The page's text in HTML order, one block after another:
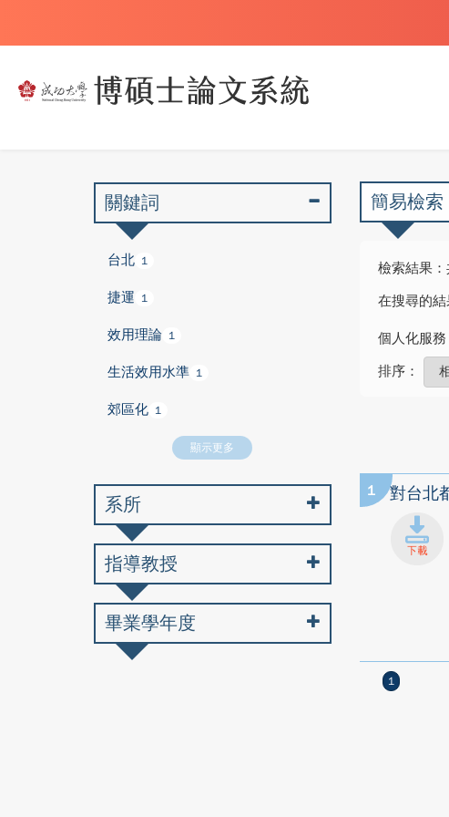
簡易檢
檢索結果：
在搜尋的結
個人化服務
排序：
1 對台北
1
關鍵詞
台北 1
捷運 1
效用理論 1
生活效用水準 1
郊區化 1
顯示更多
系所
指導教授
畢業學年度